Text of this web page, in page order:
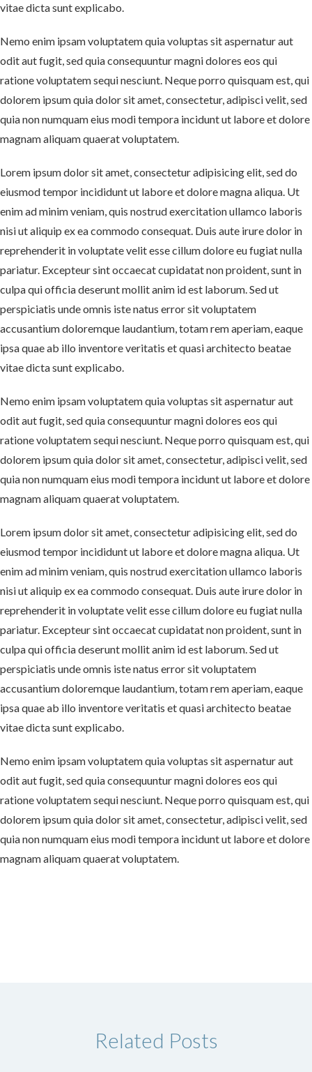
vitae dicta sunt explicabo.
Nemo enim ipsam voluptatem quia voluptas sit aspernatur aut
odit aut fugit, sed quia consequuntur magni dolores eos qui
ratione voluptatem sequi nesciunt. Neque porro quisquam est, qui
dolorem ipsum quia dolor sit amet, consectetur, adipisci velit, sed
quia non numquam eius modi tempora incidunt ut labore et dolore
magnam aliquam quaerat voluptatem.
Lorem ipsum dolor sit amet, consectetur adipisicing elit, sed do
eiusmod tempor incididunt ut labore et dolore magna aliqua. Ut
enim ad minim veniam, quis nostrud exercitation ullamco laboris
nisi ut aliquip ex ea commodo consequat. Duis aute irure dolor in
reprehenderit in voluptate velit esse cillum dolore eu fugiat nulla
pariatur. Excepteur sint occaecat cupidatat non proident, sunt in
culpa qui officia deserunt mollit anim id est laborum. Sed ut
perspiciatis unde omnis iste natus error sit voluptatem
accusantium doloremque laudantium, totam rem aperiam, eaque
ipsa quae ab illo inventore veritatis et quasi architecto beatae
vitae dicta sunt explicabo.
Nemo enim ipsam voluptatem quia voluptas sit aspernatur aut
odit aut fugit, sed quia consequuntur magni dolores eos qui
ratione voluptatem sequi nesciunt. Neque porro quisquam est, qui
dolorem ipsum quia dolor sit amet, consectetur, adipisci velit, sed
quia non numquam eius modi tempora incidunt ut labore et dolore
magnam aliquam quaerat voluptatem.
Lorem ipsum dolor sit amet, consectetur adipisicing elit, sed do
eiusmod tempor incididunt ut labore et dolore magna aliqua. Ut
enim ad minim veniam, quis nostrud exercitation ullamco laboris
nisi ut aliquip ex ea commodo consequat. Duis aute irure dolor in
reprehenderit in voluptate velit esse cillum dolore eu fugiat nulla
pariatur. Excepteur sint occaecat cupidatat non proident, sunt in
culpa qui officia deserunt mollit anim id est laborum. Sed ut
perspiciatis unde omnis iste natus error sit voluptatem
accusantium doloremque laudantium, totam rem aperiam, eaque
ipsa quae ab illo inventore veritatis et quasi architecto beatae
vitae dicta sunt explicabo.
Nemo enim ipsam voluptatem quia voluptas sit aspernatur aut
odit aut fugit, sed quia consequuntur magni dolores eos qui
ratione voluptatem sequi nesciunt. Neque porro quisquam est, qui
dolorem ipsum quia dolor sit amet, consectetur, adipisci velit, sed
quia non numquam eius modi tempora incidunt ut labore et dolore
magnam aliquam quaerat voluptatem.
Related Posts